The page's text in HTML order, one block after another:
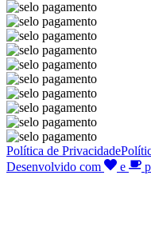
Política de Privacidade
Desenvolvido com
e